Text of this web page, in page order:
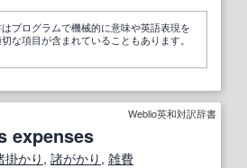
プログラムで機械的に意味や英語表現を
な項目が含まれていることもあります。
Weblio英和対訳辞書
expenses
掛かり , 諸がかり , 雑費